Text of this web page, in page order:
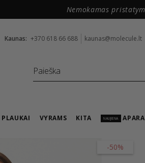
Nemokamas
Kaunas: +370 618 66 688 kaunas@molecule.lt
PLAUKAI VYRAMS KITA NAUJIENA
-50%